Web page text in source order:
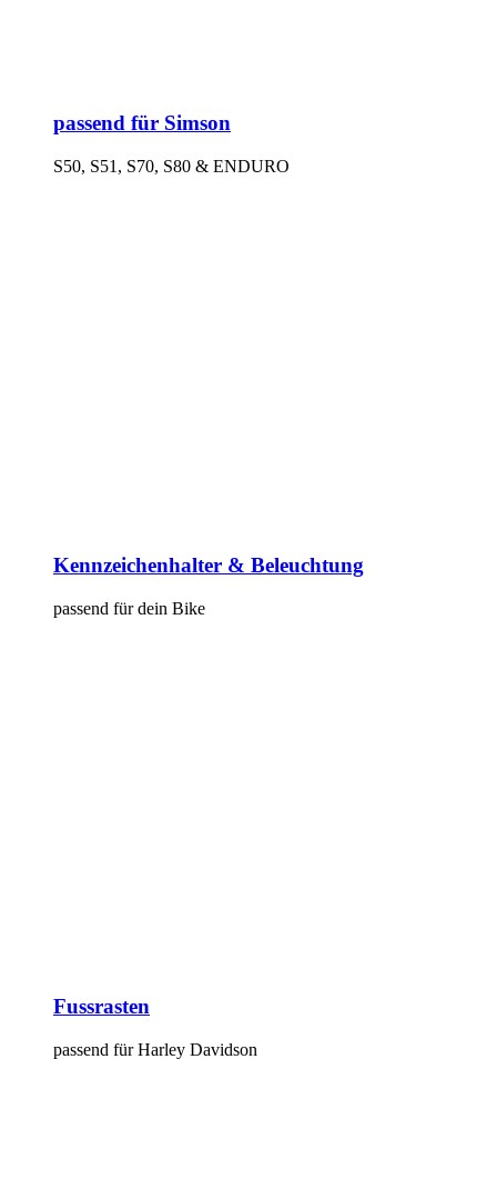
passend für Simson
S50, S51, S70, S80 & ENDURO
Kennzeichenhalter & Beleuchtung
passend für dein Bike
Fussrasten
passend für Harley Davidson